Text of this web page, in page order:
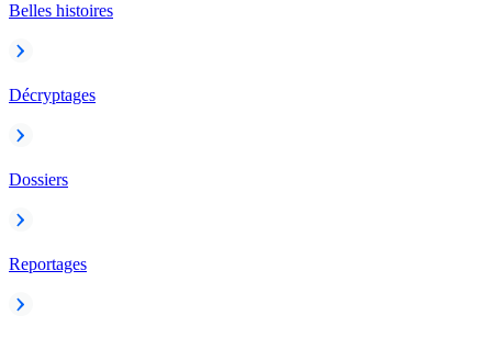
Belles histoires
Décryptages
Dossiers
Reportages